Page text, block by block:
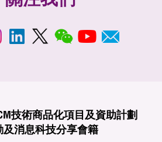
技術商品化項目及資助計劃
及消息科技分享會籍